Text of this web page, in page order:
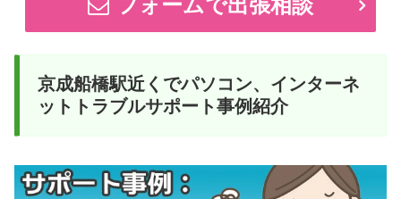
フォームで出張相談
京成船橋駅近くでパソコン、インターネ
ットトラブルサポート事例紹介